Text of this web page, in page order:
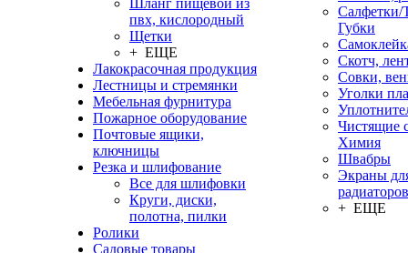
Шланг пищевой из
пвх, кислородный
Щетки
+ ЕЩЕ
Лакокрасочная продукция
Лестницы и стремянки
Мебельная фурнитура
Пожарное оборудование
Почтовые ящики,
ключницы
Резка и шлифование
Все для шлифовки
Круги, диски,
полотна, пилки
Ролики
Садовые товары
Салфетки/
Губки
Скотч,
Совки,
Уголки
Чистящие
Химия
Швабры
Экраны
радиаторов
+ ЕЩЕ